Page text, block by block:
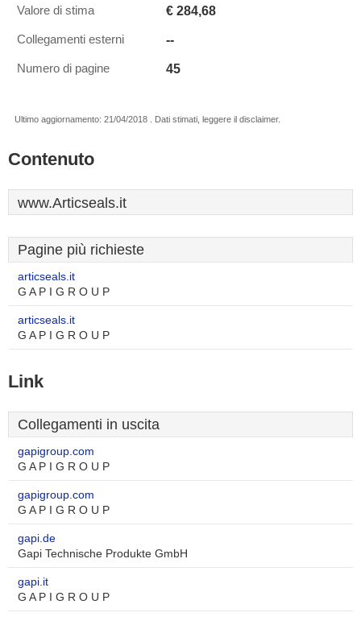
Valore di stima € 284,68
Collegamenti esterni --
Numero di pagine 45
Ultimo aggiornamento: 21/04/2018 . Dati stimati, leggere il disclaimer.
Contenuto
www.Articseals.it
Pagine più richieste
articseals.it
G A P I G R O U P
articseals.it
G A P I G R O U P
Link
Collegamenti in uscita
gapigroup.com
G A P I G R O U P
gapigroup.com
G A P I G R O U P
gapi.de
Gapi Technische Produkte GmbH
gapi.it
G A P I G R O U P